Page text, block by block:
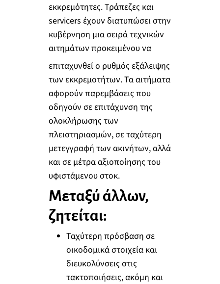
εκκρεμότητες. Τράπεζες και
servicers έχουν διατυπώσει στην
κυβέρνηση μια σειρά τεχνικών
αιτημάτων προκειμένου να
επιταχυνθεί ο ρυθμός εξάλειψης
των εκκρεμοτήτων. Τα αιτήματα
αφορούν παρεμβάσεις που
οδηγούν σε επιτάχυνση της
ολοκλήρωσης των
πλειστηριασμών, σε ταχύτερη
μετεγγραφή των ακινήτων, αλλά
και σε μέτρα αξιοποίησης του
υφιστάμενου στοκ.
Μεταξύ άλλων,
ζητείται:
Ταχύτερη πρόσβαση σε
οικοδομικά στοιχεία και
διευκολύνσεις στις
τακτοποιήσεις, ακόμη και